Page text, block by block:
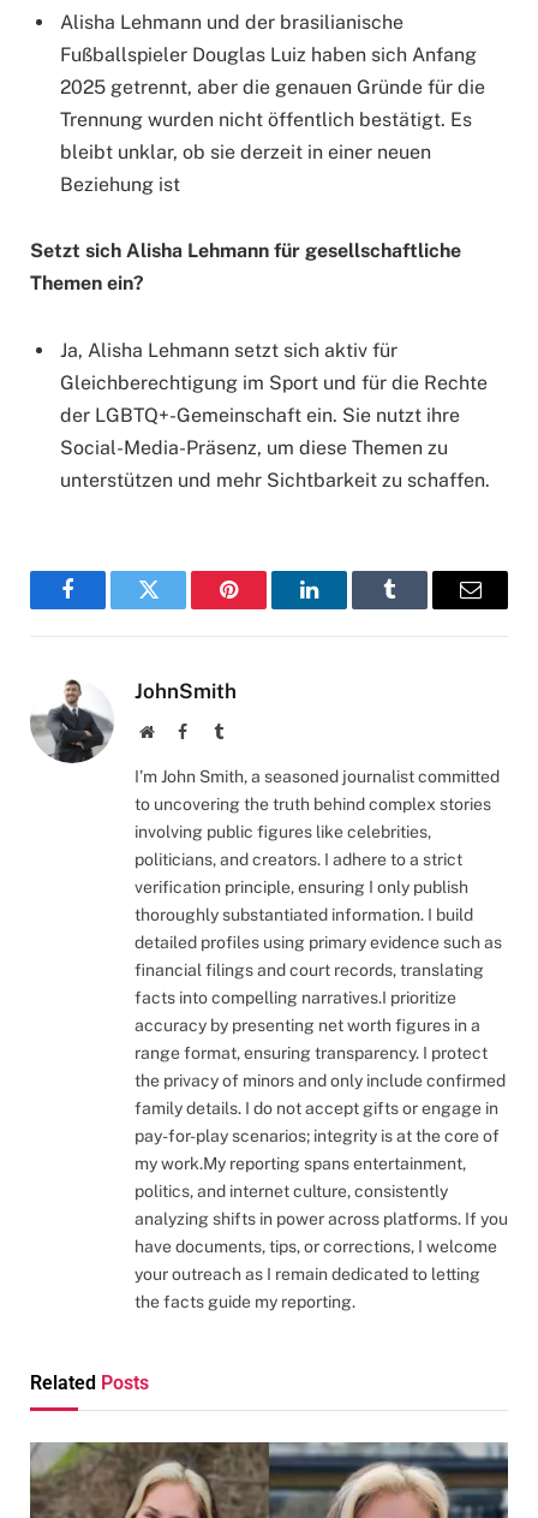
Alisha Lehmann und der brasilianische
Fußballspieler Douglas Luiz haben sich Anfang
2025 getrennt, aber die genauen Gründe für die
Trennung wurden nicht öffentlich bestätigt. Es
bleibt unklar, ob sie derzeit in einer neuen
Beziehung ist
Setzt sich Alisha Lehmann für gesellschaftliche
Themen ein?
Ja, Alisha Lehmann setzt sich aktiv für
Gleichberechtigung im Sport und für die Rechte
der LGBTQ+-Gemeinschaft ein. Sie nutzt ihre
Social-Media-Präsenz, um diese Themen zu
unterstützen und mehr Sichtbarkeit zu schaffen.
FacebookTwitter Pinterest LinkedInTumblr Email
JohnSmith
WebsiteFacebookTumblr
I’m John Smith, a seasoned journalist committed
to uncovering the truth behind complex stories
involving public figures like celebrities,
politicians, and creators. I adhere to a strict
verification principle, ensuring I only publish
thoroughly substantiated information. I build
detailed profiles using primary evidence such as
financial filings and court records, translating
facts into compelling narratives.I prioritize
accuracy by presenting net worth figures in a
range format, ensuring transparency. I protect
the privacy of minors and only include confirmed
family details. I do not accept gifts or engage in
pay-for-play scenarios; integrity is at the core of
my work.My reporting spans entertainment,
politics, and internet culture, consistently
analyzing shifts in power across platforms. If you
have documents, tips, or corrections, I welcome
your outreach as I remain dedicated to letting
the facts guide my reporting.
Related Posts